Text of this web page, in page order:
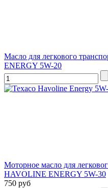
Масло для легкового
ENERGY 5W-20
Моторное масло для
HAVOLINE ENERGY 5W-30
750 руб